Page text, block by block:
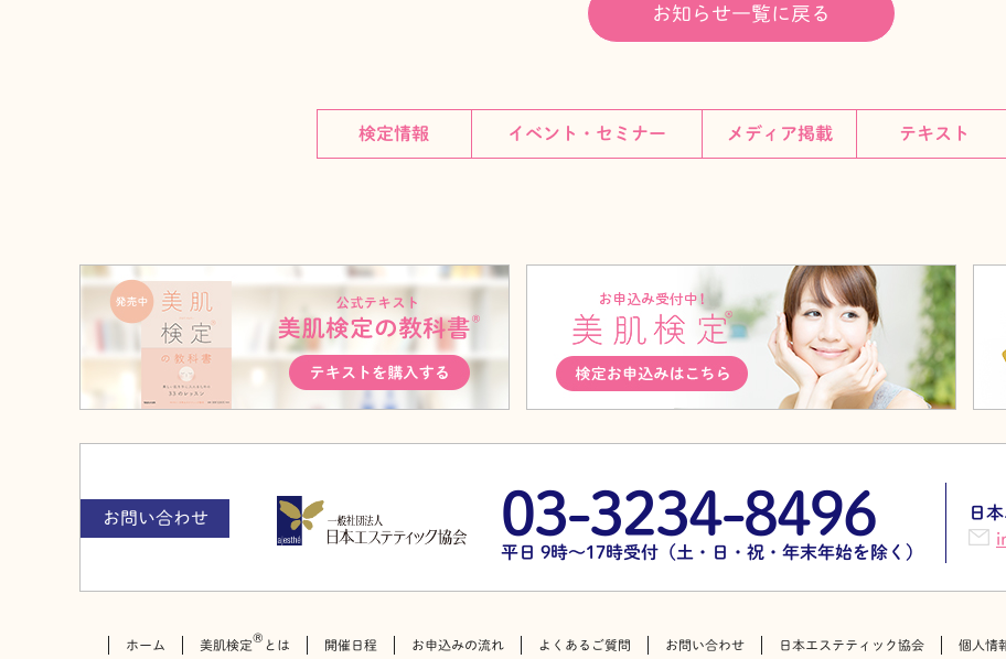
お知らせ一覧に戻る
検定情報 イベント・セミナー メディア掲載 テキスト
お問い合わせ 03-3234-8496
平日 9時～17時受付（土・日・祝・年末年始を除く）
日
ホーム 美肌検定
®
とは 開催日程 お申込みの流れ よくあるご質問 お問い合わせ 日本エステティック協会 個人情